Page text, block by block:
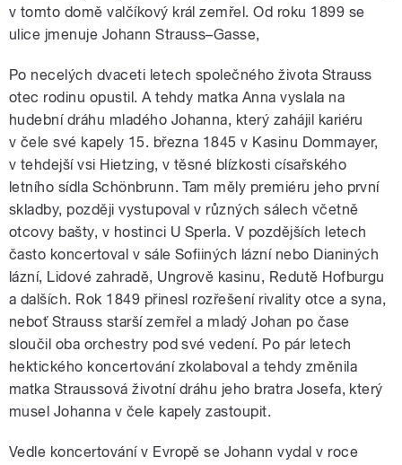
v tomto domě valčíkový král zemřel. Od roku 1899 se
ulice jmenuje Johann Strauss–Gasse,
Po necelých dvaceti letech společného života Strauss
otec rodinu opustil. A tehdy matka Anna vyslala na
hudební dráhu mladého Johanna, který zahájil kariéru
v čele své kapely 15. března 1845 v Kasinu Dommayer,
v tehdejší vsi Hietzing, v těsné blízkosti císařského
letního sídla Schönbrunn. Tam měly premiéru jeho první
skladby, později vystupoval v různých sálech včetně
otcovy bašty, v hostinci U Sperla. V pozdějších letech
často koncertoval v sále Sofiiných lázní nebo Dianiných
lázní, Lidové zahradě, Ungrově kasinu, Redutě Hofburgu
a dalších. Rok 1849 přinesl rozřešení rivality otce a syna,
neboť Strauss starší zemřel a mladý Johan po čase
sloučil oba orchestry pod své vedení. Po pár letech
hektického koncertování zkolaboval a tehdy změnila
matka Straussová životní dráhu jeho bratra Josefa, který
musel Johanna v čele kapely zastoupit.
Vedle koncertování v Evropě se Johann vydal v roce